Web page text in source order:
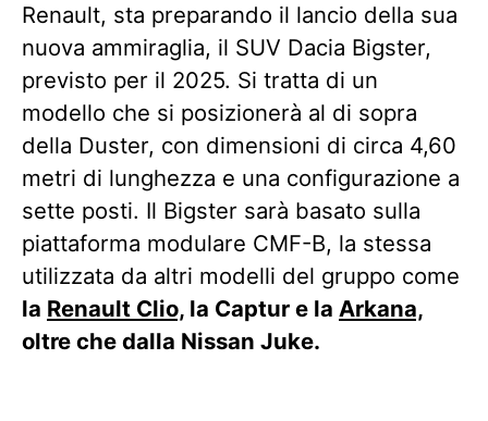
Renault, sta preparando il lancio della sua
nuova ammiraglia, il SUV Dacia Bigster,
previsto per il 2025. Si tratta di un
modello che si posizionerà al di sopra
della Duster, con dimensioni di circa 4,60
metri di lunghezza e una configurazione a
sette posti. Il Bigster sarà basato sulla
piattaforma modulare CMF-B, la stessa
utilizzata da altri modelli del gruppo come
la Renault Clio, la Captur e la Arkana,
oltre che dalla Nissan Juke.